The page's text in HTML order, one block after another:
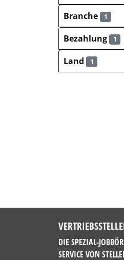
Branche 1
Bezahlung 1
Land 1
DIE SPEZIAL-
SERVICE VON